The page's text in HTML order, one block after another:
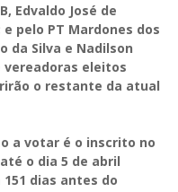
Edvaldo José de
e pelo PT Mardones dos
da Silva e Nadilson
vereadoras eleitos
o restante da atual
a votar é o inscrito no
o dia 5 de abril
dias antes do